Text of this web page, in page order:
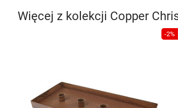
Więcej z kolekcji Copper
-2%